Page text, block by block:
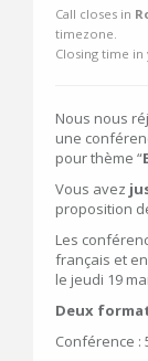
Call closes in
timezone.
Closing time
Nous nous
une
pour thème “
Vous avez
proposition
Les
français et
le jeudi 19
Deux
Conférence :